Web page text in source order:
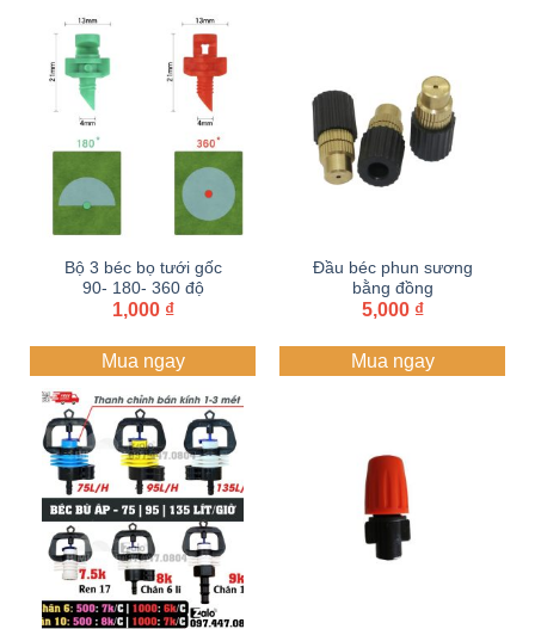
Bộ 3 béc bọ tưới gốc
90- 180- 360 độ
1,000 ₫
Mua ngay
Đầu béc phun sương
bằng đồng
5,000 ₫
Mua ngay